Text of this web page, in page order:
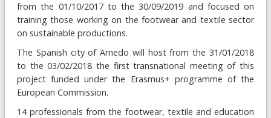
from the 01/10/2017 to the 30/09/2019 and focused on
training those working on the footwear and textile sector
on sustainable productions.
The Spanish city of Arnedo will host from the 31/01/2018
to the 03/02/2018 the first transnational meeting of this
project funded under the Erasmus+ programme of the
European Commission.
14 professionals from the footwear, textile and education